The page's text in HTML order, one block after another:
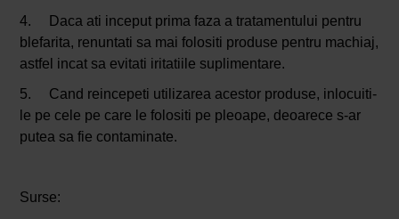
4. Daca ati inceput prima faza a tratamentului pentru
blefarita, renuntati sa mai folositi produse pentru machiaj,
astfel incat sa evitati iritatiile suplimentare.
5. Cand reincepeti utilizarea acestor produse, inlocuiti-
le pe cele pe care le folositi pe pleoape, deoarece s-ar
putea sa fie contaminate.
Surse: